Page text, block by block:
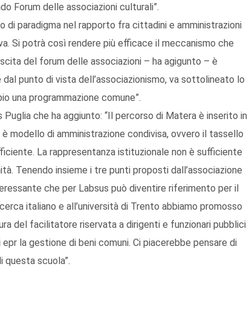
Forum delle associazioni culturali”.
di paradigma nel rapporto fra cittadini e amministrazioni
Si potrà così rendere più efficace il meccanismo che
del forum delle associazioni – ha agigunto – è
punto di vista dell’associazionismo, va sottolineato lo
una programmazione comune”.
che ha aggiunto: “Il percorso di Matera è inserito in
modello di amministrazione condivisa, ovvero il tassello
La rappresentanza istituzionale non è sufficiente
Tenendo insieme i tre punti proposti dall’associazione
che per Labsus può diventire riferimento per il
italiano e all’università di Trento abbiamo promosso
del facilitatore riservata a dirigenti e funzionari pubblici
la gestione di beni comuni. Ci piacerebbe pensare di
questa scuola”.